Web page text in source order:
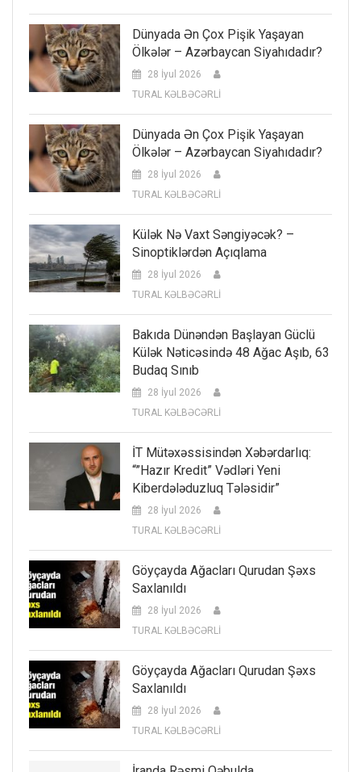
Dünyada Ən Çox Pişik Yaşayan
Ölkələr – Azərbaycan Siyahıdadır?
28 İyul 2026
TURAL KƏLBƏCƏRLİ
Dünyada Ən Çox Pişik Yaşayan
Ölkələr – Azərbaycan Siyahıdadır?
28 İyul 2026
TURAL KƏLBƏCƏRLİ
Külək Nə Vaxt Səngiyəcək? –
Sinoptiklərdən Açıqlama
28 İyul 2026
TURAL KƏLBƏCƏRLİ
Bakıda Dünəndən Başlayan Güclü
Külək Nəticəsində 48 Ağac Aşıb, 63
Budaq Sınıb
28 İyul 2026
TURAL KƏLBƏCƏRLİ
İT Mütəxəssisindən Xəbərdarlıq:
“”Hazır Kredit” Vədləri Yeni
Kiberdələduzluq Tələsidir”
28 İyul 2026
TURAL KƏLBƏCƏRLİ
Göyçayda Ağacları Qurudan Şəxs
Saxlanıldı
28 İyul 2026
TURAL KƏLBƏCƏRLİ
Göyçayda Ağacları Qurudan Şəxs
Saxlanıldı
28 İyul 2026
TURAL KƏLBƏCƏRLİ